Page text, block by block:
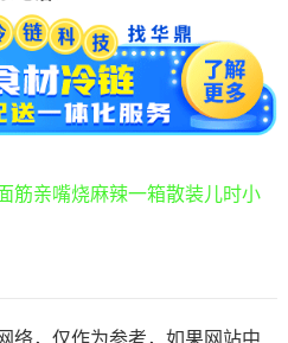
筋亲嘴烧麻辣一箱散装儿时小
络，仅作为参考，如果网站中